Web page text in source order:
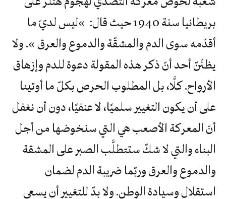
بريطانيا سنة 1940 حيث قال: »ليس لديّ ما
أقدّمه سوى الدم والمشقّة والدموع والعرق ». ولا
يظنّنّ أحد أنّ ذكر هذه المقولة دعوة للدم وإزهاق
الأرواح. كلَّا، بل المطلوب الحرص بكلّ ما أوتينا
على أن يكون التغيير سلميًا، لا عنفيًا، دون أن نغفل
أنّ المعركة الأصعب هي التي سنخوضها من أجل
البناء والتي لا شكّ ستتطلَّب الصبر على المشقة
والدموع والعرق وربّما ضريبة الدم لضمان
استقلال وسيادة الوطن. ولا بدّ للتغيير أن يسعى